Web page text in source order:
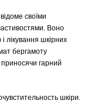
своїми
Воно
лікування шкірних
бергамоту
гарний
шкіри.